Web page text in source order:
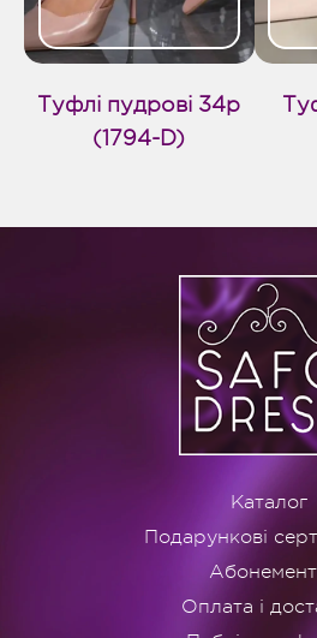
Туфлі пудрові 34р
(1794-D)
Каталог
Подарункові
Оплата і